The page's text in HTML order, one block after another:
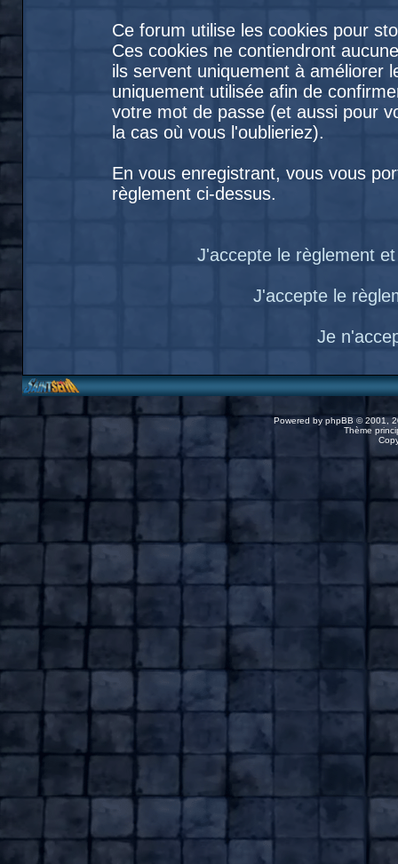
Ce forum utilise les cookies pour
Ces cookies ne contiendront
ils servent uniquement à améliorer
uniquement utilisée afin de
votre mot de passe (et aussi pour
la cas où vous l'oublieriez).
En vous enregistrant, vous vous
règlement ci-dessus.
J'accepte le règlement
J'accepte le
Je
Powered by phpBB © 2001,
Thème